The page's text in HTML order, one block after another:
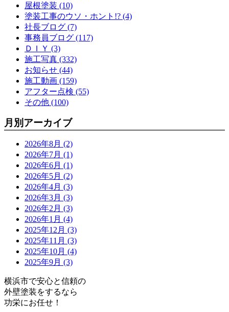
屋根塗装 (10)
塗装工事のウソ・ホント!? (4)
社長ブログ (7)
事務員ブログ (117)
ＤＩＹ (3)
施工写真 (332)
お知らせ (44)
施工動画 (159)
アフター点検 (55)
その他 (100)
月別アーカイブ
2026年8月 (2)
2026年7月 (1)
2026年6月 (1)
2026年5月 (2)
2026年4月 (3)
2026年3月 (3)
2026年2月 (3)
2026年1月 (4)
2025年12月 (3)
2025年11月 (3)
2025年10月 (4)
2025年9月 (3)
横浜市で安心と信頼の
外壁塗装をするなら
功栄にお任せ！